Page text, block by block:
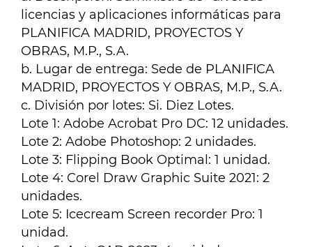
licencias y aplicaciones informáticas para
PLANIFICA MADRID, PROYECTOS Y
OBRAS, M.P., S.A.
b. Lugar de entrega: Sede de PLANIFICA
MADRID, PROYECTOS Y OBRAS, M.P., S.A.
c. División por lotes: Si. Diez Lotes.
Lote 1: Adobe Acrobat Pro DC: 12 unidades.
Lote 2: Adobe Photoshop: 2 unidades.
Lote 3: Flipping Book Optimal: 1 unidad.
Lote 4: Corel Draw Graphic Suite 2021: 2
unidades.
Lote 5: Icecream Screen recorder Pro: 1
unidad.